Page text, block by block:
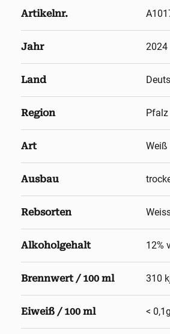
Artikelnr.
Jahr 2024
Land
Region Pfalz
Art Weiß
Ausbau
Rebsorten
Alkoholgehalt 12%
Brennwert / 100 ml 310
Eiweiß / 100 ml < 0,1g